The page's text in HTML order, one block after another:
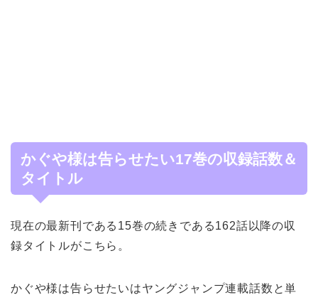
かぐや様は告らせたい17巻の収録話数＆
タイトル
現在の最新刊である15巻の続きである162話以降の収
録タイトルがこちら。
かぐや様は告らせたいはヤングジャンプ連載話数と単